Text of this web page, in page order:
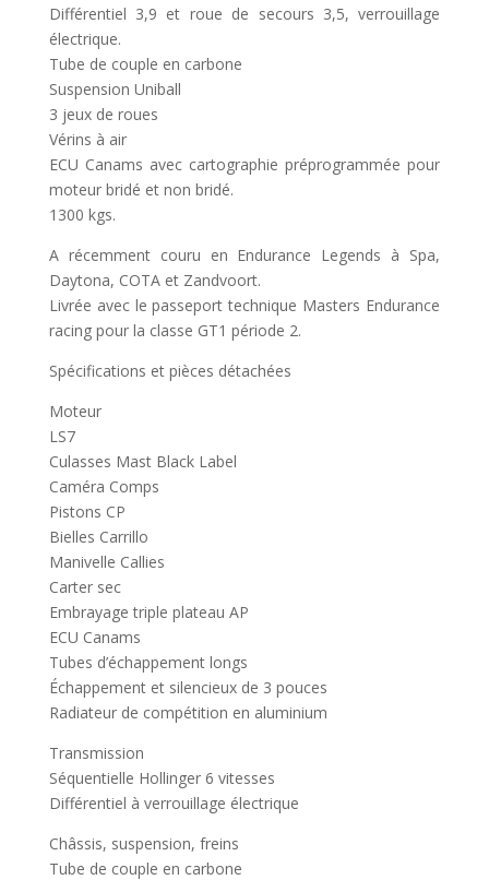
Différentiel 3,9 et roue de secours 3,5, verrouillage
électrique.
Tube de couple en carbone
Suspension Uniball
3 jeux de roues
Vérins à air
ECU Canams avec cartographie préprogrammée pour
moteur bridé et non bridé.
1300 kgs.
A récemment couru en Endurance Legends à Spa,
Daytona, COTA et Zandvoort.
Livrée avec le passeport technique Masters Endurance
racing pour la classe GT1 période 2.
Spécifications et pièces détachées
Moteur
LS7
Culasses Mast Black Label
Caméra Comps
Pistons CP
Bielles Carrillo
Manivelle Callies
Carter sec
Embrayage triple plateau AP
ECU Canams
Tubes d’échappement longs
Échappement et silencieux de 3 pouces
Radiateur de compétition en aluminium
Transmission
Séquentielle Hollinger 6 vitesses
Différentiel à verrouillage électrique
Châssis, suspension, freins
Tube de couple en carbone